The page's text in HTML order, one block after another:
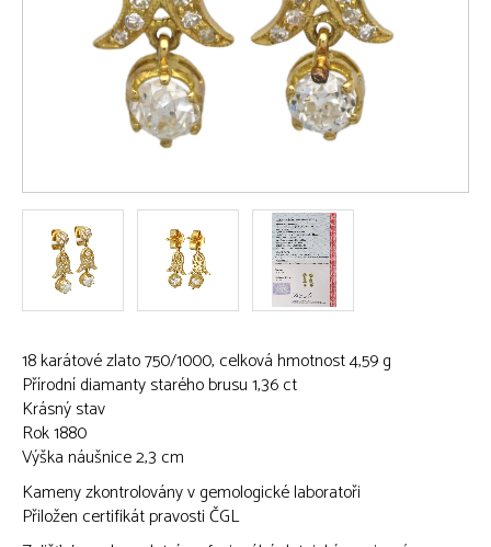
18 karátové zlato 750/1000, celková hmotnost 4,59 g
Přírodní diamanty starého brusu 1,36 ct
Krásný stav
Rok 1880
Výška náušnice 2,3 cm
Kameny zkontrolovány v gemologické laboratoři
Přiložen certifikát pravosti ČGL